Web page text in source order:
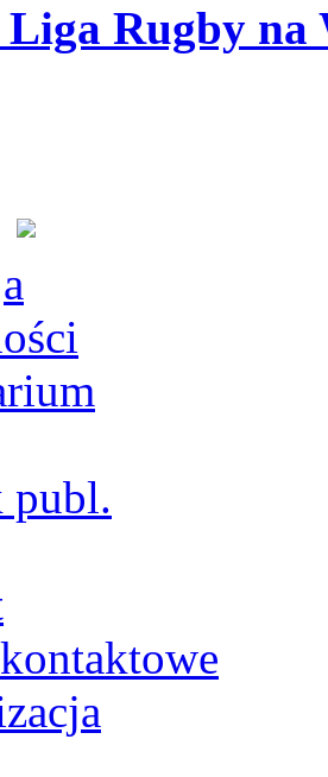
Liga Rugby na
publ.